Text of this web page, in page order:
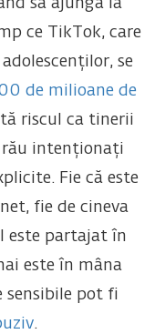
să ajungă la
ce TikTok, care
se
de milioane de
riscul ca tinerii
intenționați
Fie că este
fie de cineva
este partajat în
este în mâna
sensibile pot fi
.